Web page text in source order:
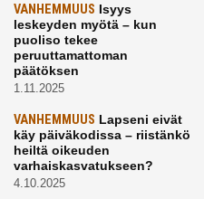
VANHEMMUUS Isyys
leskeyden myötä – kun
puoliso tekee
peruuttamattoman
päätöksen
1.11.2025
VANHEMMUUS Lapseni eivät
käy päiväkodissa – riistänkö
heiltä oikeuden
varhaiskasvatukseen?
4.10.2025